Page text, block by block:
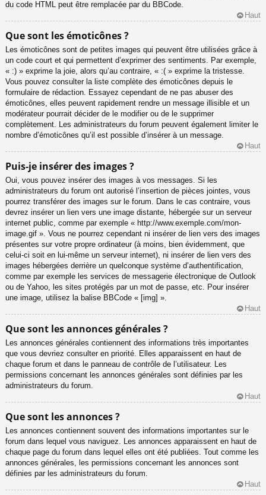
du code HTML peut être remplacée par du BBCode.
Haut
Que sont les émoticônes ?
Les émoticônes sont de petites images qui peuvent être utilisées grâce à
un code court et qui permettent d’exprimer des sentiments. Par exemple,
« :) » exprime la joie, alors qu’au contraire, « :( » exprime la tristesse.
Vous pouvez consulter la liste complète des émoticônes depuis le
formulaire de rédaction. Essayez cependant de ne pas abuser des
émoticônes, elles peuvent rapidement rendre un message illisible et un
modérateur pourrait décider de le modifier ou de le supprimer
complètement. Les administrateurs du forum peuvent également limiter le
nombre d’émoticônes qu’il est possible d’insérer à un message.
Haut
Puis-je insérer des images ?
Oui, vous pouvez insérer des images à vos messages. Si les
administrateurs du forum ont autorisé l’insertion de pièces jointes, vous
pourrez transférer des images sur le forum. Dans le cas contraire, vous
devrez insérer un lien vers une image distante, hébergée sur un serveur
internet public, comme par exemple « http://www.exemple.com/mon-
image.gif ». Vous ne pourrez cependant ni insérer de lien vers des images
présentes sur votre propre ordinateur (à moins, bien évidemment, que
celui-ci soit en lui-même un serveur internet), ni insérer de lien vers des
images hébergées derrière un quelconque système d’authentification,
comme par exemple les services de messagerie électronique de Outlook
ou de Yahoo, les sites protégés par un mot de passe, etc. Pour insérer
une image, utilisez la balise BBCode « [img] ».
Haut
Que sont les annonces générales ?
Les annonces générales contiennent des informations très importantes
que vous devriez consulter en priorité. Elles apparaissent en haut de
chaque forum et dans le panneau de contrôle de l’utilisateur. Les
permissions concernant les annonces générales sont définies par les
administrateurs du forum.
Haut
Que sont les annonces ?
Les annonces contiennent souvent des informations importantes sur le
forum dans lequel vous naviguez. Les annonces apparaissent en haut de
chaque page du forum dans lequel elles ont été publiées. Tout comme les
annonces générales, les permissions concernant les annonces sont
définies par les administrateurs du forum.
Haut